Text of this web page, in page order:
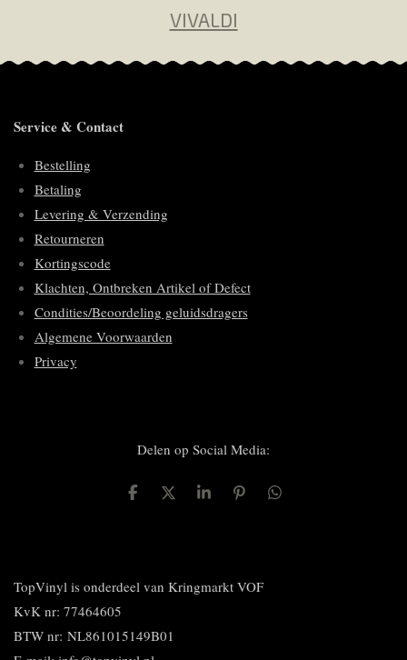
VIVALDI
Service & Contact
Bestelling
Betaling
Levering & Verzending
Retourneren
Kortingscode
Klachten, Ontbreken Artikel of Defect
Condities/Beoordeling geluidsdragers
Algemene Voorwaarden
Privacy
Delen op Social Media:
D
D
S
P
n
D
TopVinyl is onderdeel van Kringmarkt VOF
KvK nr: 77464605
BTW nr: NL861015149B01